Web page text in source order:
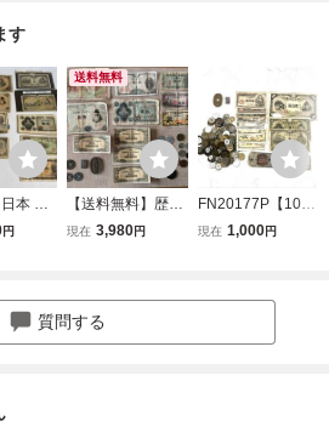
す
本 紙
旧紙
円
送料無料
【送料無料】歴史
的紙幣・古銭まと
呂・二宮尊徳 1円
札 他
現在 3,980円
FN20177P【1000
円スタート!!】日
現在 1,000円
質問する